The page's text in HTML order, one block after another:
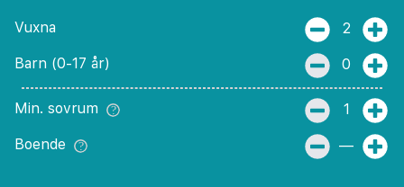
Vuxna 2
Barn (0-17 år) 0
Min. sovrum 1
Boende —